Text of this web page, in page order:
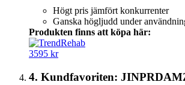
Högt pris jämfört konkurrenter
Ganska högljudd under
Produkten finns att köpa här:
3595 kr
4. Kundfavoriten: